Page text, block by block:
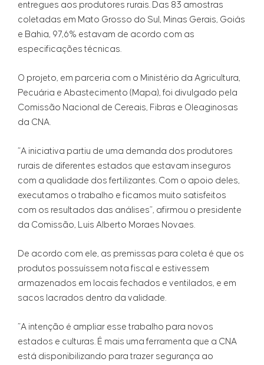
entregues aos produtores rurais. Das 83 amostras
coletadas em Mato Grosso do Sul, Minas Gerais, Goiás
e Bahia, 97,6% estavam de acordo com as
especificações técnicas.
O projeto, em parceria com o Ministério da Agricultura,
Pecuária e Abastecimento (Mapa), foi divulgado pela
Comissão Nacional de Cereais, Fibras e Oleaginosas
da CNA.
“A iniciativa partiu de uma demanda dos produtores
rurais de diferentes estados que estavam inseguros
com a qualidade dos fertilizantes. Com o apoio deles,
executamos o trabalho e ficamos muito satisfeitos
com os resultados das análises”, afirmou o presidente
da Comissão, Luis Alberto Moraes Novaes.
De acordo com ele, as premissas para coleta é que os
produtos possuíssem nota fiscal e estivessem
armazenados em locais fechados e ventilados, e em
sacos lacrados dentro da validade.
“A intenção é ampliar esse trabalho para novos
estados e culturas. É mais uma ferramenta que a CNA
está disponibilizando para trazer segurança ao